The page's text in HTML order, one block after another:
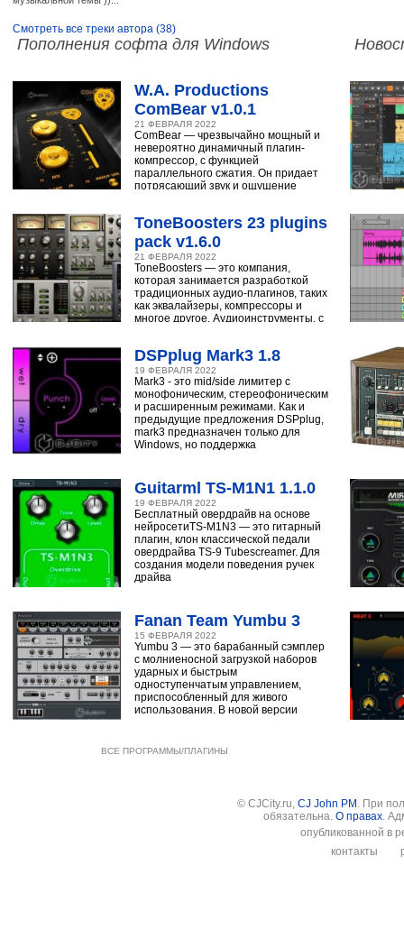
Смотреть все треки автора (38)
Пополнения софта для Windows
W.A. Productions
ComBear v1.0.1
21 ФЕВРАЛЯ 2022
ComBear — чрезвычайно мощный и
невероятно динамичный плагин-
компрессор, с функцией
параллельного сжатия. Он придает
потрясающий звук и ощущение
ToneBoosters 23 plugins
pack v1.6.0
21 ФЕВРАЛЯ 2022
ToneBoosters — это компания,
которая занимается разработкой
традиционных аудио-плагинов, таких
как эквалайзеры, компрессоры и
многое другое. Аудиоинструменты, с
DSPplug Mark3 1.8
19 ФЕВРАЛЯ 2022
Mark3 - это mid/side лимитер с
монофоническим, стереофоническим
и расширенным режимами. Как и
предыдущие предложения DSPplug,
mark3 предназначен только для
Windows, но поддержка
Guitarml TS-M1N1 1.1.0
19 ФЕВРАЛЯ 2022
Бесплатный овердрайв на основе
нейросетиTS-M1N3 — это гитарный
плагин, клон классической педали
овердрайва TS-9 Tubescreamer. Для
создания модели поведения ручек
драйва
Fanan Team Yumbu 3
15 ФЕВРАЛЯ 2022
Yumbu 3 — это барабанный сэмплер
с молниеносной загрузкой наборов
ударных и быстрым
одноступенчатым управлением,
приспособленный для живого
использования. В новой версии
ВСЕ ПРОГРАММЫ/ПЛАГИНЫ
© CJCity.ru, CJ John PM . При
обязательна. О правах.
опубликованной в
контакты